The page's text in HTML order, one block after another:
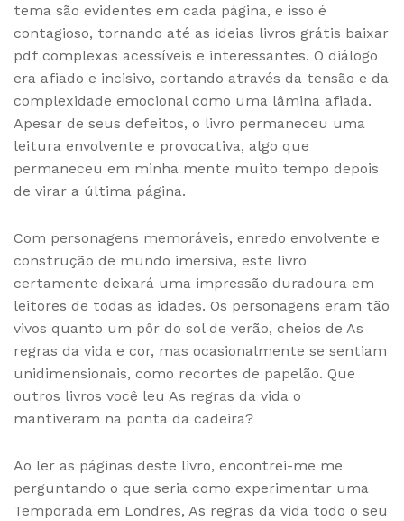
tema são evidentes em cada página, e isso é
contagioso, tornando até as ideias livros grátis baixar
pdf complexas acessíveis e interessantes. O diálogo
era afiado e incisivo, cortando através da tensão e da
complexidade emocional como uma lâmina afiada.
Apesar de seus defeitos, o livro permaneceu uma
leitura envolvente e provocativa, algo que
permaneceu em minha mente muito tempo depois
de virar a última página.
Com personagens memoráveis, enredo envolvente e
construção de mundo imersiva, este livro
certamente deixará uma impressão duradoura em
leitores de todas as idades. Os personagens eram tão
vivos quanto um pôr do sol de verão, cheios de As
regras da vida e cor, mas ocasionalmente se sentiam
unidimensionais, como recortes de papelão. Que
outros livros você leu As regras da vida o
mantiveram na ponta da cadeira?
Ao ler as páginas deste livro, encontrei-me me
perguntando o que seria como experimentar uma
Temporada em Londres, As regras da vida todo o seu